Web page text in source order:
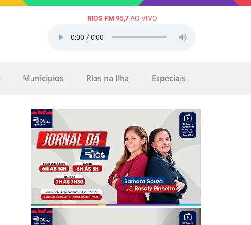
RIOS FM 95,7AO VIVO
Municípios Rios na Ilha Especiais